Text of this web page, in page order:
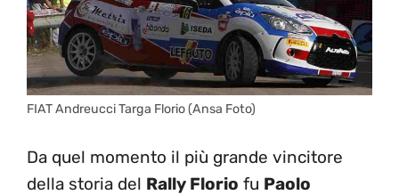
FIAT Andreucci Targa Florio (Ansa Foto)
Da quel momento il più grande vincitore
della storia del Rally Florio fu Paolo